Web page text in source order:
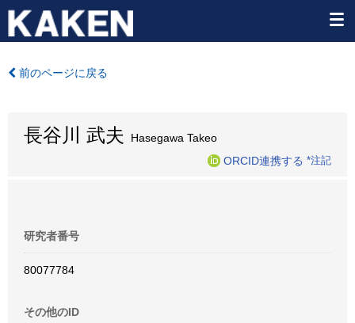
前のページに戻る
長谷川 武夫
Hasegawa Takeo
ORCID連携する *注記
研究者番号
80077784
その他のID